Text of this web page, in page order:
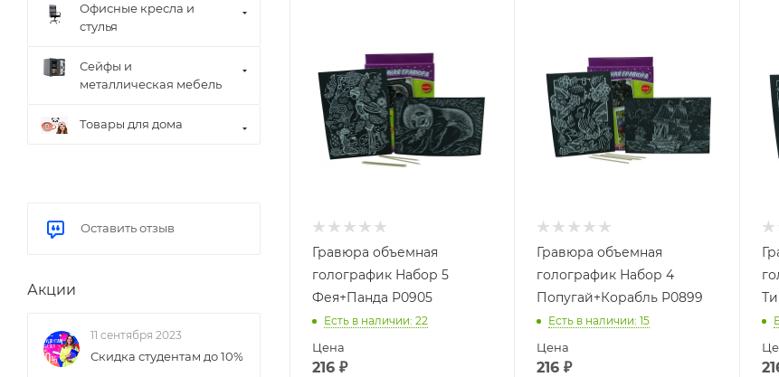
Гравюра объемная
голографик Набор 5
Фея+Панда Р0905
Есть в наличии: 22
Цена
216 ₽
Гравюра объемная
голографик Набор 4
Попугай+Корабль Р0899
Есть в наличии: 15
Цена
216 ₽
Офисные кресла и
стулья
Сейфы и
металлическая мебель
Товары для дома
Оставить отзыв
Акции
11 сентября 2023
Скидка студентам до 10%